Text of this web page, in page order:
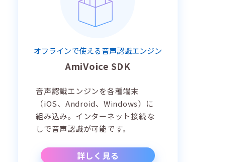
オフラインで使える音声認識エンジン
AmiVoice SDK
音声認識エンジンを各種端末
（iOS、Android、Windows）に
組み込み。インターネット接続な
しで音声認識が可能です。
詳しく見る